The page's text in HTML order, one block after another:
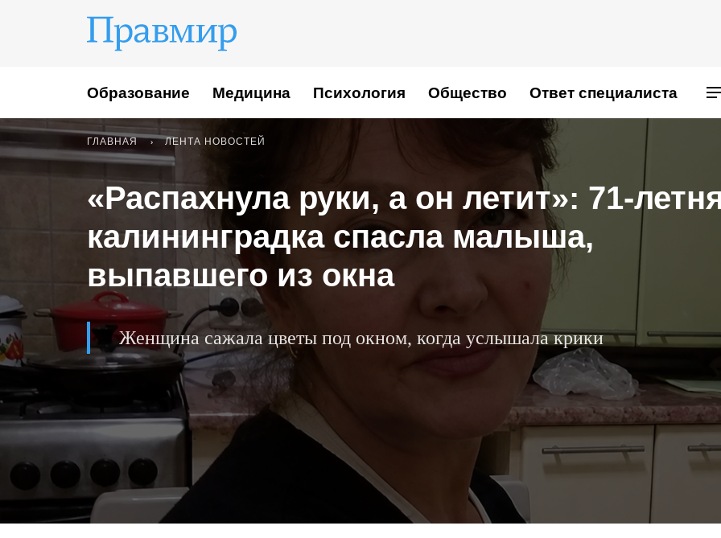
Образование Медицина Психология Общество Ответ специалиста
ГЛАВНАЯ ЛЕНТА НОВОСТЕЙ
«Распахнула руки, а он летит»: 71-
калининградка спасла малыша,
выпавшего из окна
Женщина сажала цветы под окном, когда услышала крики